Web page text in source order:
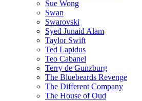
Sue Wong
Swan
Swarovski
Syed Junaid Alam
Taylor Swift
Ted Lapidus
Teo Cabanel
Terry de Gunzburg
The Bluebeards Revenge
The Different Company
The House of Oud